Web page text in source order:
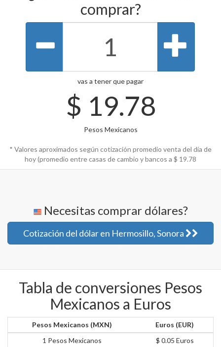
comprar?
vas a tener que pagar
$ 19.78
Pesos Mexicanos
* Valores aproximados según cotización promedio venta del día de
hoy (promedio entre casas de cambio y bancos a $ 19.78
Necesitas comprar dólares?
Cotización del dólar en Hermosillo, Sonora
Tabla de conversiones Pesos
Mexicanos a Euros
Pesos Mexicanos (MXN)
Euros (EUR)
1 Pesos Mexicanos
$ 0.05 Euros